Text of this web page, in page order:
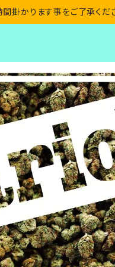
掛かります事をご了承くだ